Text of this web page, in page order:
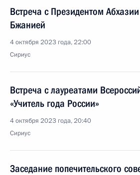
Встреча с Президентом
Бжанией
4 октября 2023 года, 22:00
Сириус
Встреча с лауреатами
«Учитель года России»
4 октября 2023 года, 20:40
Сириус
Заседание попечительского